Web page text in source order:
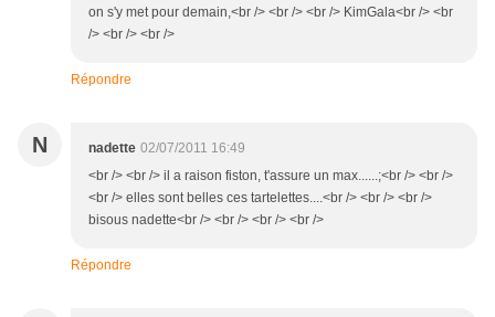
on s'y met pour demain,<br /> <br /> <br /> KimGala<br /> <br
/> <br /> <br />
Répondre
N nadette 02/07/2011 16:49
<br /> <br /> il a raison fiston, t'assure un max......;<br /> <br />
<br /> elles sont belles ces tartelettes....<br /> <br /> <br />
bisous nadette<br /> <br /> <br /> <br />
Répondre